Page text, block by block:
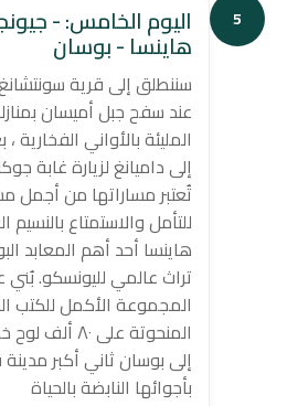
5 اليوم الخامس: -
هاينسا - بوسان
سننطلق إلى قرية
عند سفح جبل أميسان
المليئة بالأواني الفخارية
إلى داميانغ لزيارة غابة
تُعتبر مساراتها من أجمل
للتأمل والاستمتاع
هاينسا أحد أهم المعابد
المجموعة الأكمل للكتب
المنحوتة على
إلى بوسان ثاني أكبر
بأجوائها النابضة بالحياة